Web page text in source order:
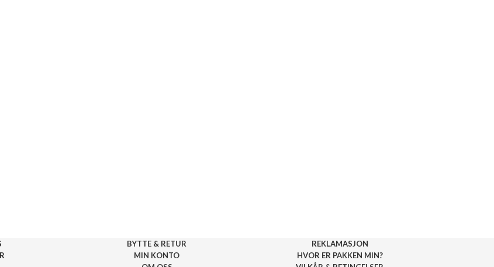
BYTTE & RETUR
MIN KONTO
REKLAMASJON
HVOR ER PAKKEN MIN?